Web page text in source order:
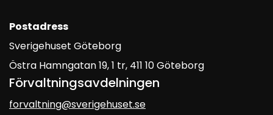
Postadress
Sverigehuset Göteborg
Östra Hamngatan 19, 1 tr, 411 10 Göteborg
Förvaltningsavdelningen
forvaltning@sverigehuset.se